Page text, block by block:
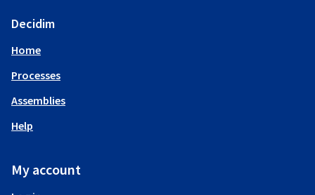
Decidim
Home
Processes
Assemblies
Help
My account